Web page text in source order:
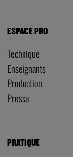
ESPACE PRO
Technique
Enseignants
Production
Presse
PRATIQUE